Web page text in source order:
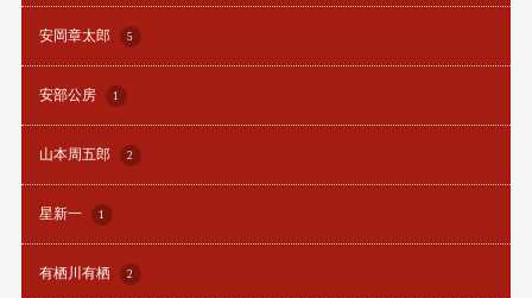
安岡章太郎 5
安部公房 1
山本周五郎 2
星新一 1
有栖川有栖 2